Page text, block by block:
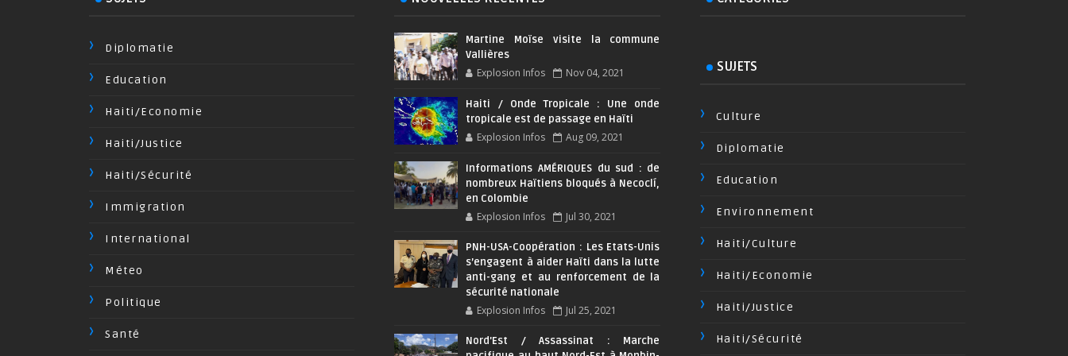
Diplomatie
Education
Haiti/Economie
Haiti/Justice
Haiti/Sécurité
Immigration
International
Méteo
Politique
Santé
Martine Moïse visite la commune
Vallières
Explosion Infos Nov 04, 2021
Haiti / Onde Tropicale : Une onde
tropicale est de passage en Haïti
Explosion Infos Aug 09, 2021
Informations AMÉRIQUES du sud : de
nombreux Haïtiens bloqués à Necoclí,
en Colombie
Explosion Infos Jul 30, 2021
PNH-USA-Coopération : Les Etats-Unis
s’engagent à aider Haïti dans la lutte
anti-gang et au renforcement de la
sécurité nationale
Explosion Infos Jul 25, 2021
Nord'Est / Assassinat : Marche
SUJETS
Culture
Diplomatie
Education
Environnement
Haiti/Culture
Haiti/Economie
Haiti/Justice
Haiti/Sécurité